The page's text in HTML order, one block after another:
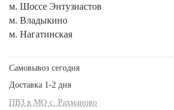
м. Шоссе Энтузиастов
м. Владыкино
м. Нагатинская
Самовывоз сегодня
Доставка 1-2 дня
ПВЗ в МО с. Рахманово